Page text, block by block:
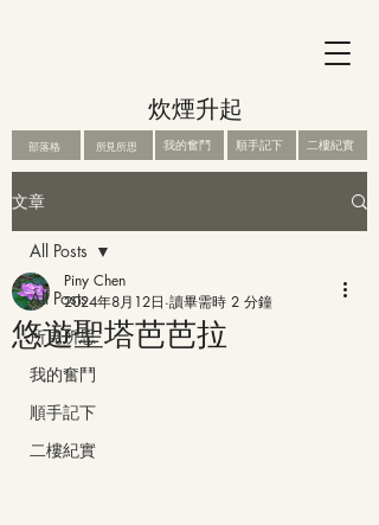
炊煙升起
所見所思 我的奮鬥 順手記下
部落格 二樓紀實
文章
All Posts
所見所思
我的奮鬥
順手記下
二樓紀實
All Posts
悠遊聖塔芭芭拉
Piny Chen
2024年8月12日 讀畢需時 2 分鐘